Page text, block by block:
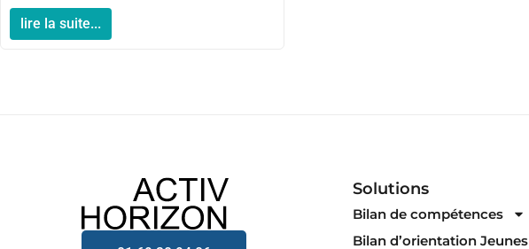
lire la suite...
Solutions
Bilan de compétences
Bilan d’orientation Jeunes